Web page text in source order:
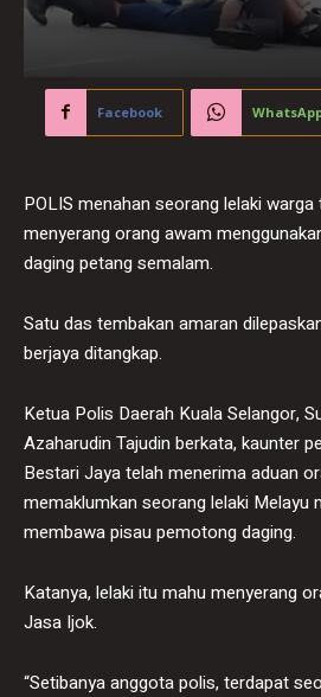
Facebook
POLIS menahan seorang lelaki
menyerang orang awam
daging petang semalam.
Satu das tembakan amaran
berjaya ditangkap.
Ketua Polis Daerah Kuala Selangor,
Azaharudin Tajudin berkata, kaunter
Bestari Jaya telah menerima aduan
memaklumkan seorang lelaki Melayu
membawa pisau pemotong daging.
Katanya, lelaki itu mahu menyerang
Jasa Ijok.
“Setibanya anggota polis, terdapat